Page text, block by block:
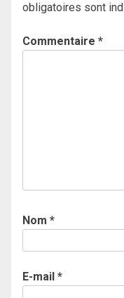
obligatoires sont
Commentaire *
Nom *
E-mail *